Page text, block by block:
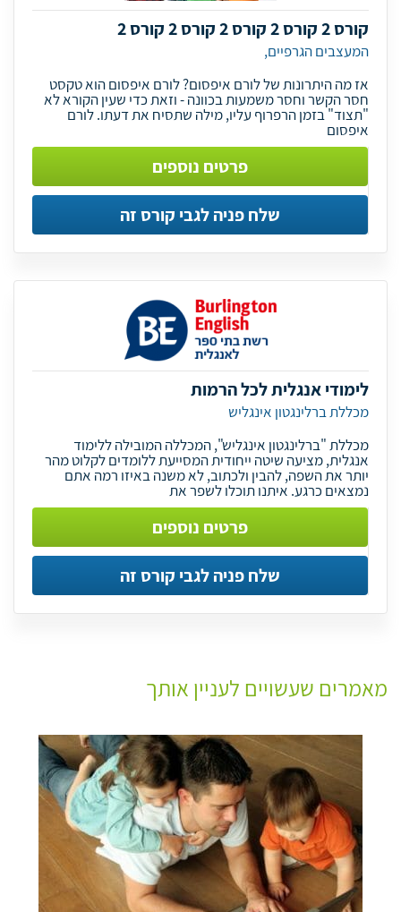
קורס 2 קורס 2 קורס 2 קורס 2 קורס 2
המעצבים הגרפיים,
אז מה היתרונות של לורם איפסום? לורם איפסום הוא טקסט
חסר הקשר וחסר משמעות בכוונה - וזאת כדי שעין הקורא לא
"תצוד" בזמן הרפרוף עליו, מילה שתסיח את דעתו. לורם
איפסום
פרטים נוספים
שלח פניה לגבי קורס זה
לימודי אנגלית לכל הרמות
מכללת ברלינגטון אינגליש
מכללת "ברלינגטון אינגליש", המכללה המובילה ללימוד
אנגלית, מציעה שיטה ייחודית המסייעת ללומדים לקלוט מהר
יותר את השפה, להבין ולכתוב, לא משנה באיזו רמה אתם
נמצאים כרגע. איתנו תוכלו לשפר את
פרטים נוספים
שלח פניה לגבי קורס זה
מאמרים שעשויים לעניין אותך